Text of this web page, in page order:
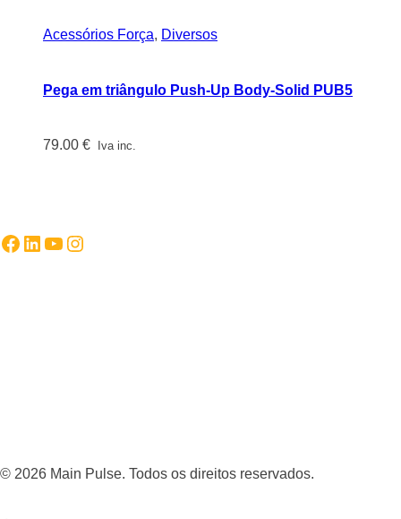
Acessórios Força, Diversos
Pega em triângulo Push-Up Body-Solid PUB5
79.00 € Iva inc.
Facebook
LinkedIn
YouTube
Instagram
© 2026 Main Pulse. Todos os direitos reservados.